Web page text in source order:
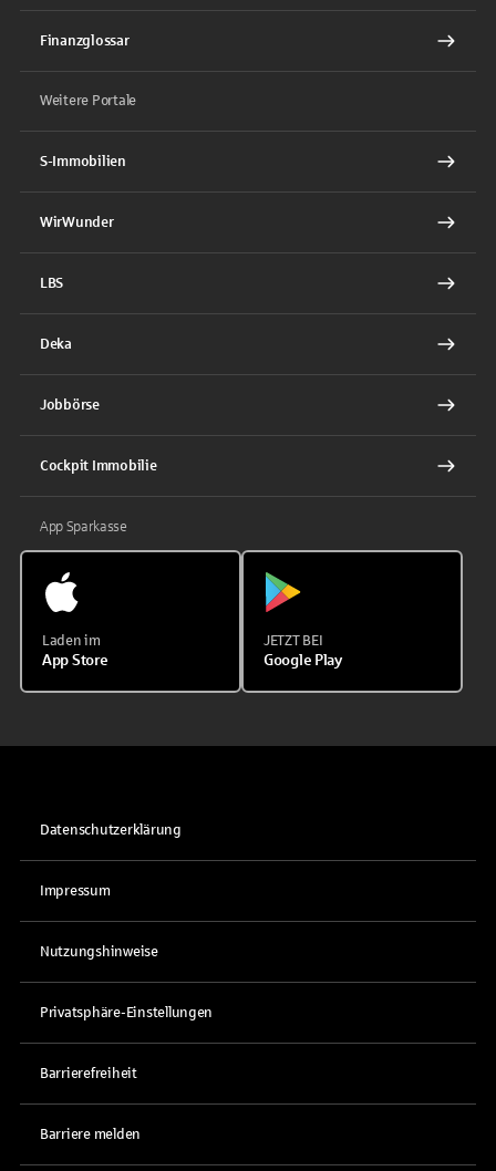
Finanzglossar
Weitere Portale
S-Immobilien
WirWunder
LBS
Deka
Jobbörse
Cockpit Immobilie
App Sparkasse
Laden im
App Store
JETZT BEI
Google Play
Datenschutzerklärung
Impressum
Nutzungshinweise
Privatsphäre-Einstellungen
Barrierefreiheit
Barriere melden